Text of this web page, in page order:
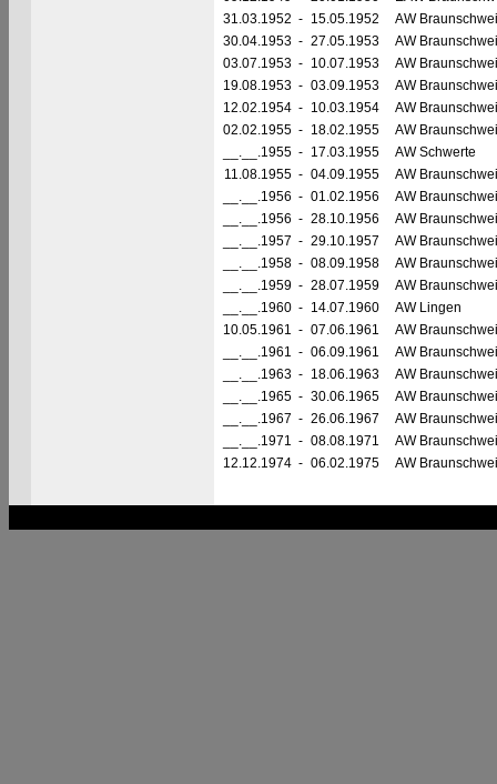
31.03.1952 - 15.05.1952
AW
30.04.1953 - 27.05.1953
AW
03.07.1953 - 10.07.1953
AW
19.08.1953 - 03.09.1953
AW
12.02.1954 - 10.03.1954
AW
02.02.1955 - 18.02.1955
AW
__.__.1955 - 17.03.1955
AW Schwerte
11.08.1955 - 04.09.1955
AW
__.__.1956 - 01.02.1956
AW
__.__.1956 - 28.10.1956
AW
__.__.1957 - 29.10.1957
AW
__.__.1958 - 08.09.1958
AW
__.__.1959 - 28.07.1959
AW
__.__.1960 - 14.07.1960
AW Lingen
10.05.1961 - 07.06.1961
AW
__.__.1961 - 06.09.1961
AW
__.__.1963 - 18.06.1963
AW
__.__.1965 - 30.06.1965
AW
__.__.1967 - 26.06.1967
AW
__.__.1971 - 08.08.1971
AW
12.12.1974 - 06.02.1975 AW